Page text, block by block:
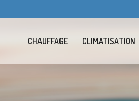
CHAUFFAGE
CLIMATISATION